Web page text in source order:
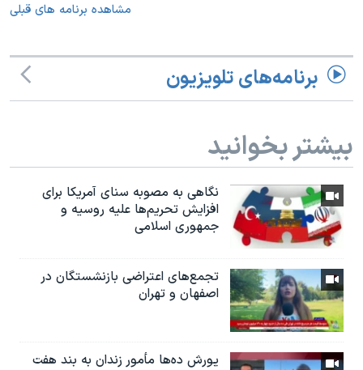
مشاهده برنامه های قبلی
برنامه‌های تلویزیون
بیشتر بخوانید
نگاهی به مصوبه سنای آمریکا برای
افزایش تحریم‌ها علیه روسیه و
جمهوری اسلامی
تجمع‌های اعتراضی بازنشستگان در
اصفهان و تهران
یورش ده‌ها مأمور زندان به بند هفت